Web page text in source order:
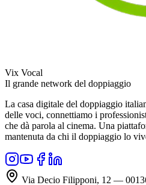
Vix Vocal
Il grande network del doppiaggio
La casa digitale del doppiaggio
delle voci, connettiamo i
che dà parola al cinema. Una
mantenuta da chi il doppiaggio lo
Via Decio Filipponi, 12 —